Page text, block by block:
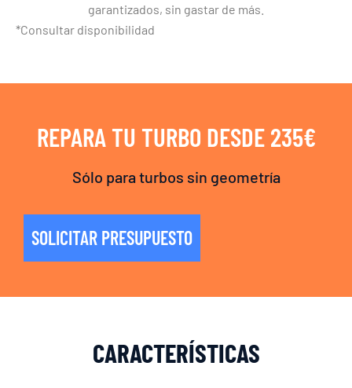
garantizados, sin gastar de más.
*Consultar disponibilidad
REPARA TU TURBO DESDE 235€
Sólo para turbos sin geometría
SOLICITAR PRESUPUESTO
CARACTERÍSTICAS